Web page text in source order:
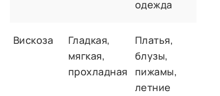
одежда
Вискоза
Гладкая,
мягкая,
прохладная
Платья,
блузы,
пижамы,
летние